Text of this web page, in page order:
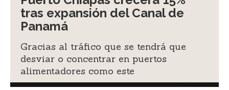
tras expansión del Canal de
Panamá
Gracias al tráfico que se tendrá que
desviar o concentrar en puertos
alimentadores como este